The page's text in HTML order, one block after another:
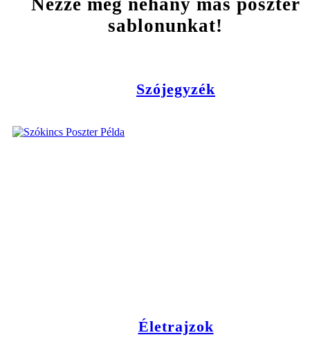
Nézze meg néhány más poszter
sablonunkat!
Szójegyzék
Életrajzok